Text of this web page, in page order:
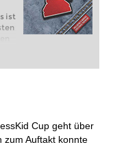
ist
Cup geht über
zum Auftakt konnte